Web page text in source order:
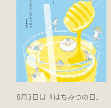
8月3日は『はちみつの日』